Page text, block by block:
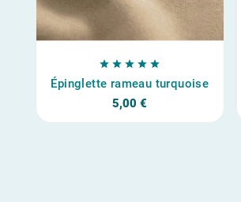
    
Épinglette rameau turquoise
5,00 €